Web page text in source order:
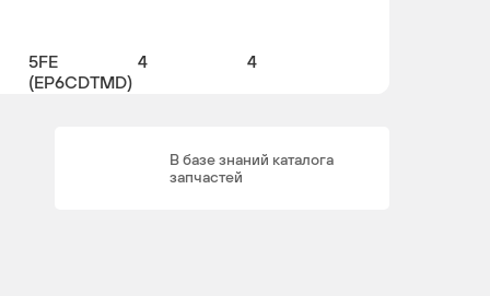
5FE
(EP6CDTMD)
4 4
В базе знаний каталога
запчастей